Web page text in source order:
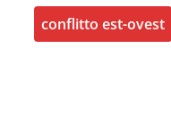
conflitto est-ovest